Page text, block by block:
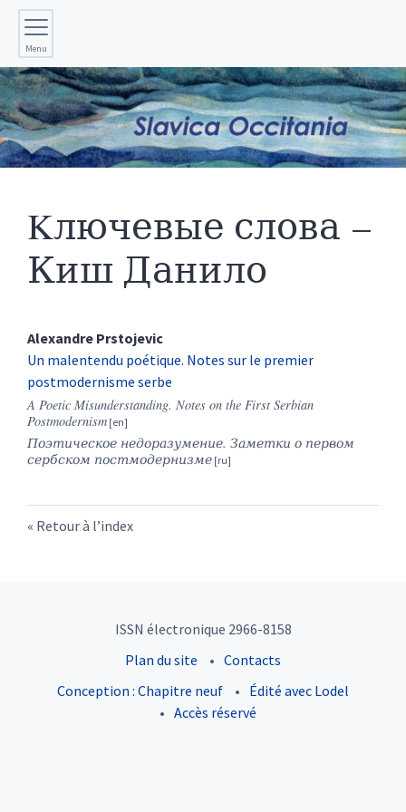
Menu
Kлючевые слова –
Киш Данило
Alexandre Prstojevic
Un malentendu poétique. Notes sur le premier
postmodernisme serbe
A Poetic Misunderstanding. Notes on the First Serbian
Postmodernism
Поэтическое недоразумение. Заметки о первом
сербском постмодернизме
Retour à l’index
ISSN électronique 2966-8158
Plan du site
Contacts
Conception : Chapitre neuf
Édité avec Lodel
Accès réservé